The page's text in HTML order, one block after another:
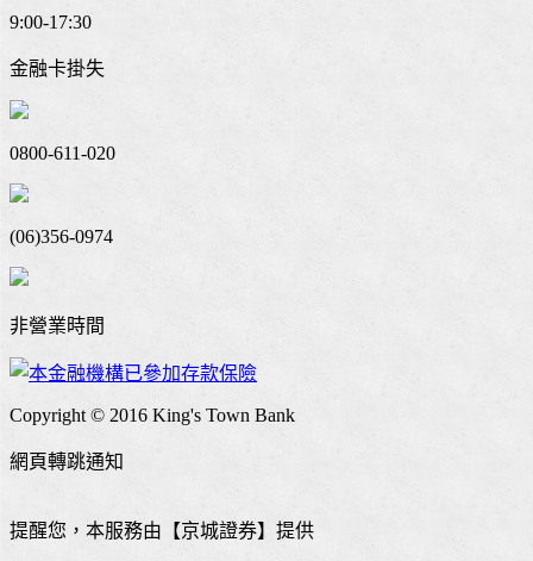
9:00-17:30
金融卡掛失
0800-611-020
(06)356-0974
非營業時間
Copyright © 2016 King's Town Bank
網頁轉跳通知
提醒您，本服務由【京城證券】提供